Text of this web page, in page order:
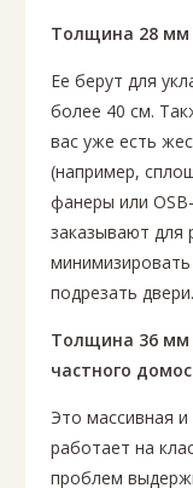
Толщина 28 мм
Ее берут для
более 40 см.
вас уже есть
(например,
фанеры или
заказывают для
подрезать двери.
Толщина 36 мм
частного
Это массивная
работает на
проблем